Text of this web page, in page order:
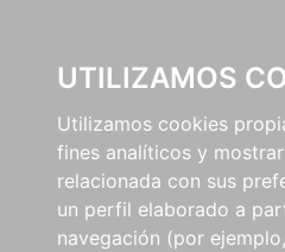
UTILIZAMOS
Utilizamos cookies
fines analíticos y
relacionada con sus
un perfil elaborado a
navegación (por